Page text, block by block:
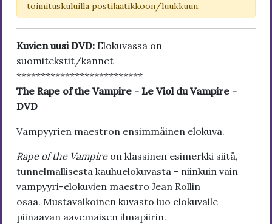
toimituskuluilla postilaatikkoon/luukkuun.
Kuvien uusi DVD: Elokuvassa on
suomitekstit/kannet
**************************
The Rape of the Vampire - Le Viol du Vampire -
DVD
Vampyyrien maestron ensimmäinen elokuva.
Rape of the Vampireon klassinen esimerkki siitä,
tunnelmallisesta kauhuelokuvasta - niinkuin vain
vampyyri-elokuvien maestro Jean Rollin
osaa. Mustavalkoinen kuvasto luo elokuvalle
piinaavan aavemaisen ilmapiirin.